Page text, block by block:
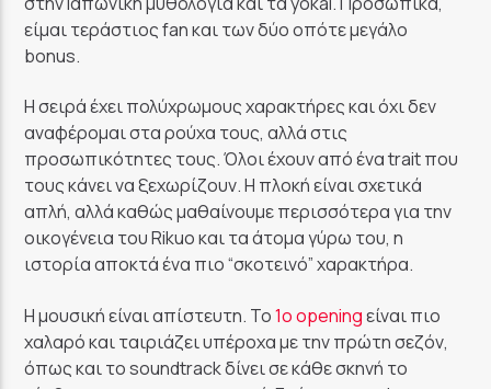
είμαι τεράστιος fan και των δύο οπότε μεγάλο
bonus.
Η σειρά έχει πολύχρωμους χαρακτήρες και όχι δεν
αναφέρομαι στα ρούχα τους, αλλά στις
προσωπικότητες τους. Όλοι έχουν από ένα trait που
τους κάνει να ξεχωρίζουν. Η πλοκή είναι σχετικά
απλή, αλλά καθώς μαθαίνουμε περισσότερα για την
οικογένεια του Rikuo και τα άτομα γύρω του, η
ιστορία αποκτά ένα πιο “σκοτεινό” χαρακτήρα.
Η μουσική είναι απίστευτη. Το1ο openingείναι πιο
χαλαρό και ταιριάζει υπέροχα με την πρώτη σεζόν,
όπως και το soundtrack δίνει σε κάθε σκηνή το